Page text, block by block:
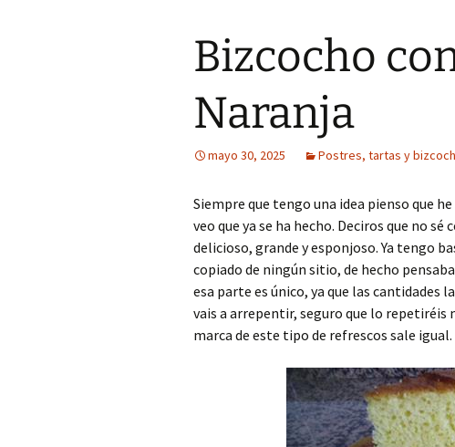
Bizcocho
Naranja
mayo 30, 2025 Postres, tartas y
Siempre que tengo una idea pienso que
veo que ya se ha hecho. Deciros que no
delicioso, grande y esponjoso. Ya tengo
copiado de ningún sitio, de hecho
esa parte es único, ya que las cantidades
vais a arrepentir, seguro que lo repetiréis
marca de este tipo de refrescos sale igual.